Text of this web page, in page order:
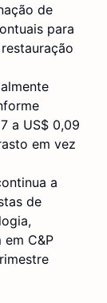
de
para
a US$ 0,09
em vez
a
de
C&P